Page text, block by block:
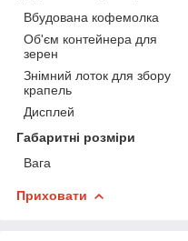
Вбудована кофемолка
Об'єм контейнера для
зерен
Знімний лоток для збору
крапель
Дисплей
Габаритні розміри
Вага
Приховати